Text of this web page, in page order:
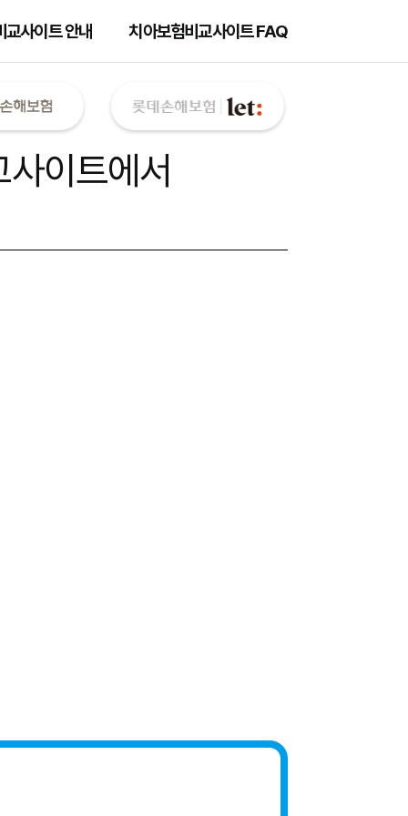
교사이트 안내 치아보험비교사이트 FAQ
사이트에서